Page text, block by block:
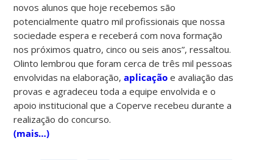
novos alunos que hoje recebemos são
potencialmente quatro mil profissionais que nossa
sociedade espera e receberá com nova formação
nos próximos quatro, cinco ou seis anos”, ressaltou.
Olinto lembrou que foram cerca de três mil pessoas
envolvidas na elaboração,aplicação e avaliação das
provas e agradeceu toda a equipe envolvida e o
apoio institucional que a Coperve recebeu durante a
realização do concurso.
(mais…)